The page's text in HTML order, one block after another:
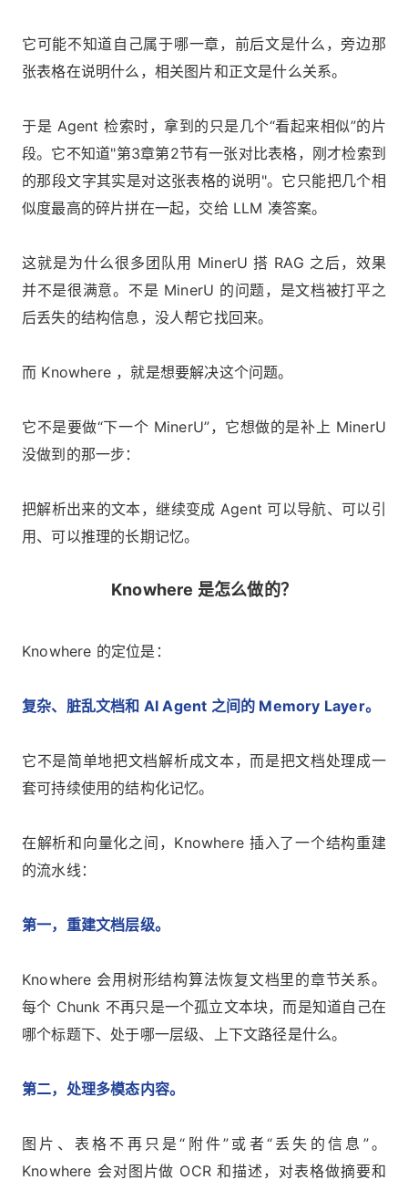
它可能不知道自己属于哪一章，前后文是什么，旁边那
张表格在说明什么，相关图片和正文是什么关系。
于是 Agent 检索时，拿到的只是几个“看起来相似”的片
段。它不知道"第3章第2节有一张对比表格，刚才检索到
的那段文字其实是对这张表格的说明"。它只能把几个相
似度最高的碎片拼在一起，交给 LLM 凑答案。
这就是为什么很多团队用 MinerU 搭 RAG 之后，效果
并不是很满意。不是 MinerU 的问题，是文档被打平之
后丢失的结构信息，没人帮它找回来。
而 Knowhere ，就是想要解决这个问题。
它不是要做“下一个 MinerU”，它想做的是补上 MinerU
没做到的那一步：
把解析出来的文本，继续变成 Agent 可以导航、可以引
用、可以推理的长期记忆。
Knowhere 是怎么做的？
Knowhere 的定位是：
复杂、脏乱文档和 AI Agent 之间的 Memory Layer。
它不是简单地把文档解析成文本，而是把文档处理成一
套可持续使用的结构化记忆。
在解析和向量化之间，Knowhere 插入了一个结构重建
的流水线：
第一，重建文档层级。
Knowhere 会用树形结构算法恢复文档里的章节关系。
每个 Chunk 不再只是一个孤立文本块，而是知道自己在
哪个标题下、处于哪一层级、上下文路径是什么。
第二，处理多模态内容。
图片、表格不再只是“附件”或者“丢失的信息”。
Knowhere 会对图片做 OCR 和描述，对表格做摘要和